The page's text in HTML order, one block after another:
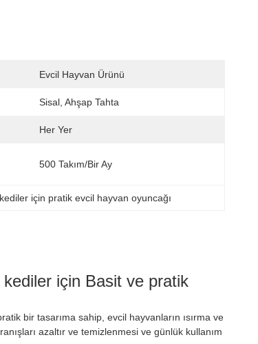
Evcil Hayvan Ürünü
Sisal, Ahşap Tahta
Her Yer
500 Takım/bir Ay
kediler için pratik evcil hayvan oyuncağı
için Basit ve pratik
bir tasarıma sahip, evcil hayvanların ısırma ve
azaltır ve temizlenmesi ve günlük kullanım